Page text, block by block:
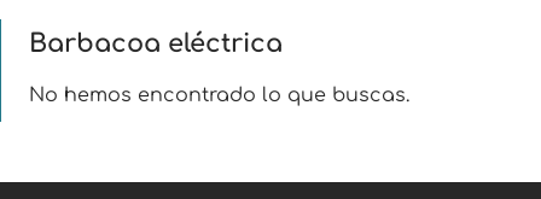
Barbacoa eléctrica
No hemos encontrado lo que buscas.